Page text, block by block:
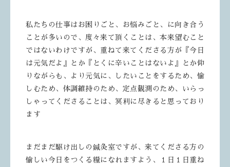
私たちの仕事はお困りごと、お悩みごと、に向き合う
ことが多いので、度々来て頂くことは、本来望むこと
ではないわけですが、重ねて来てくださる方が『今日
は元気だよ』とか『とくに辛いことはないよ』とか仰
りながらも、より元気に、したいことをするため、愉
しむため、体調維持のため、定点観測のため、いらっ
しゃってくださることは、冥利に尽きると思っており
ます
まだまだ駆け出しの鍼灸室ですが、来てくださる方の
愉しい今日をつくる糧になれますよう、１日１日重ね